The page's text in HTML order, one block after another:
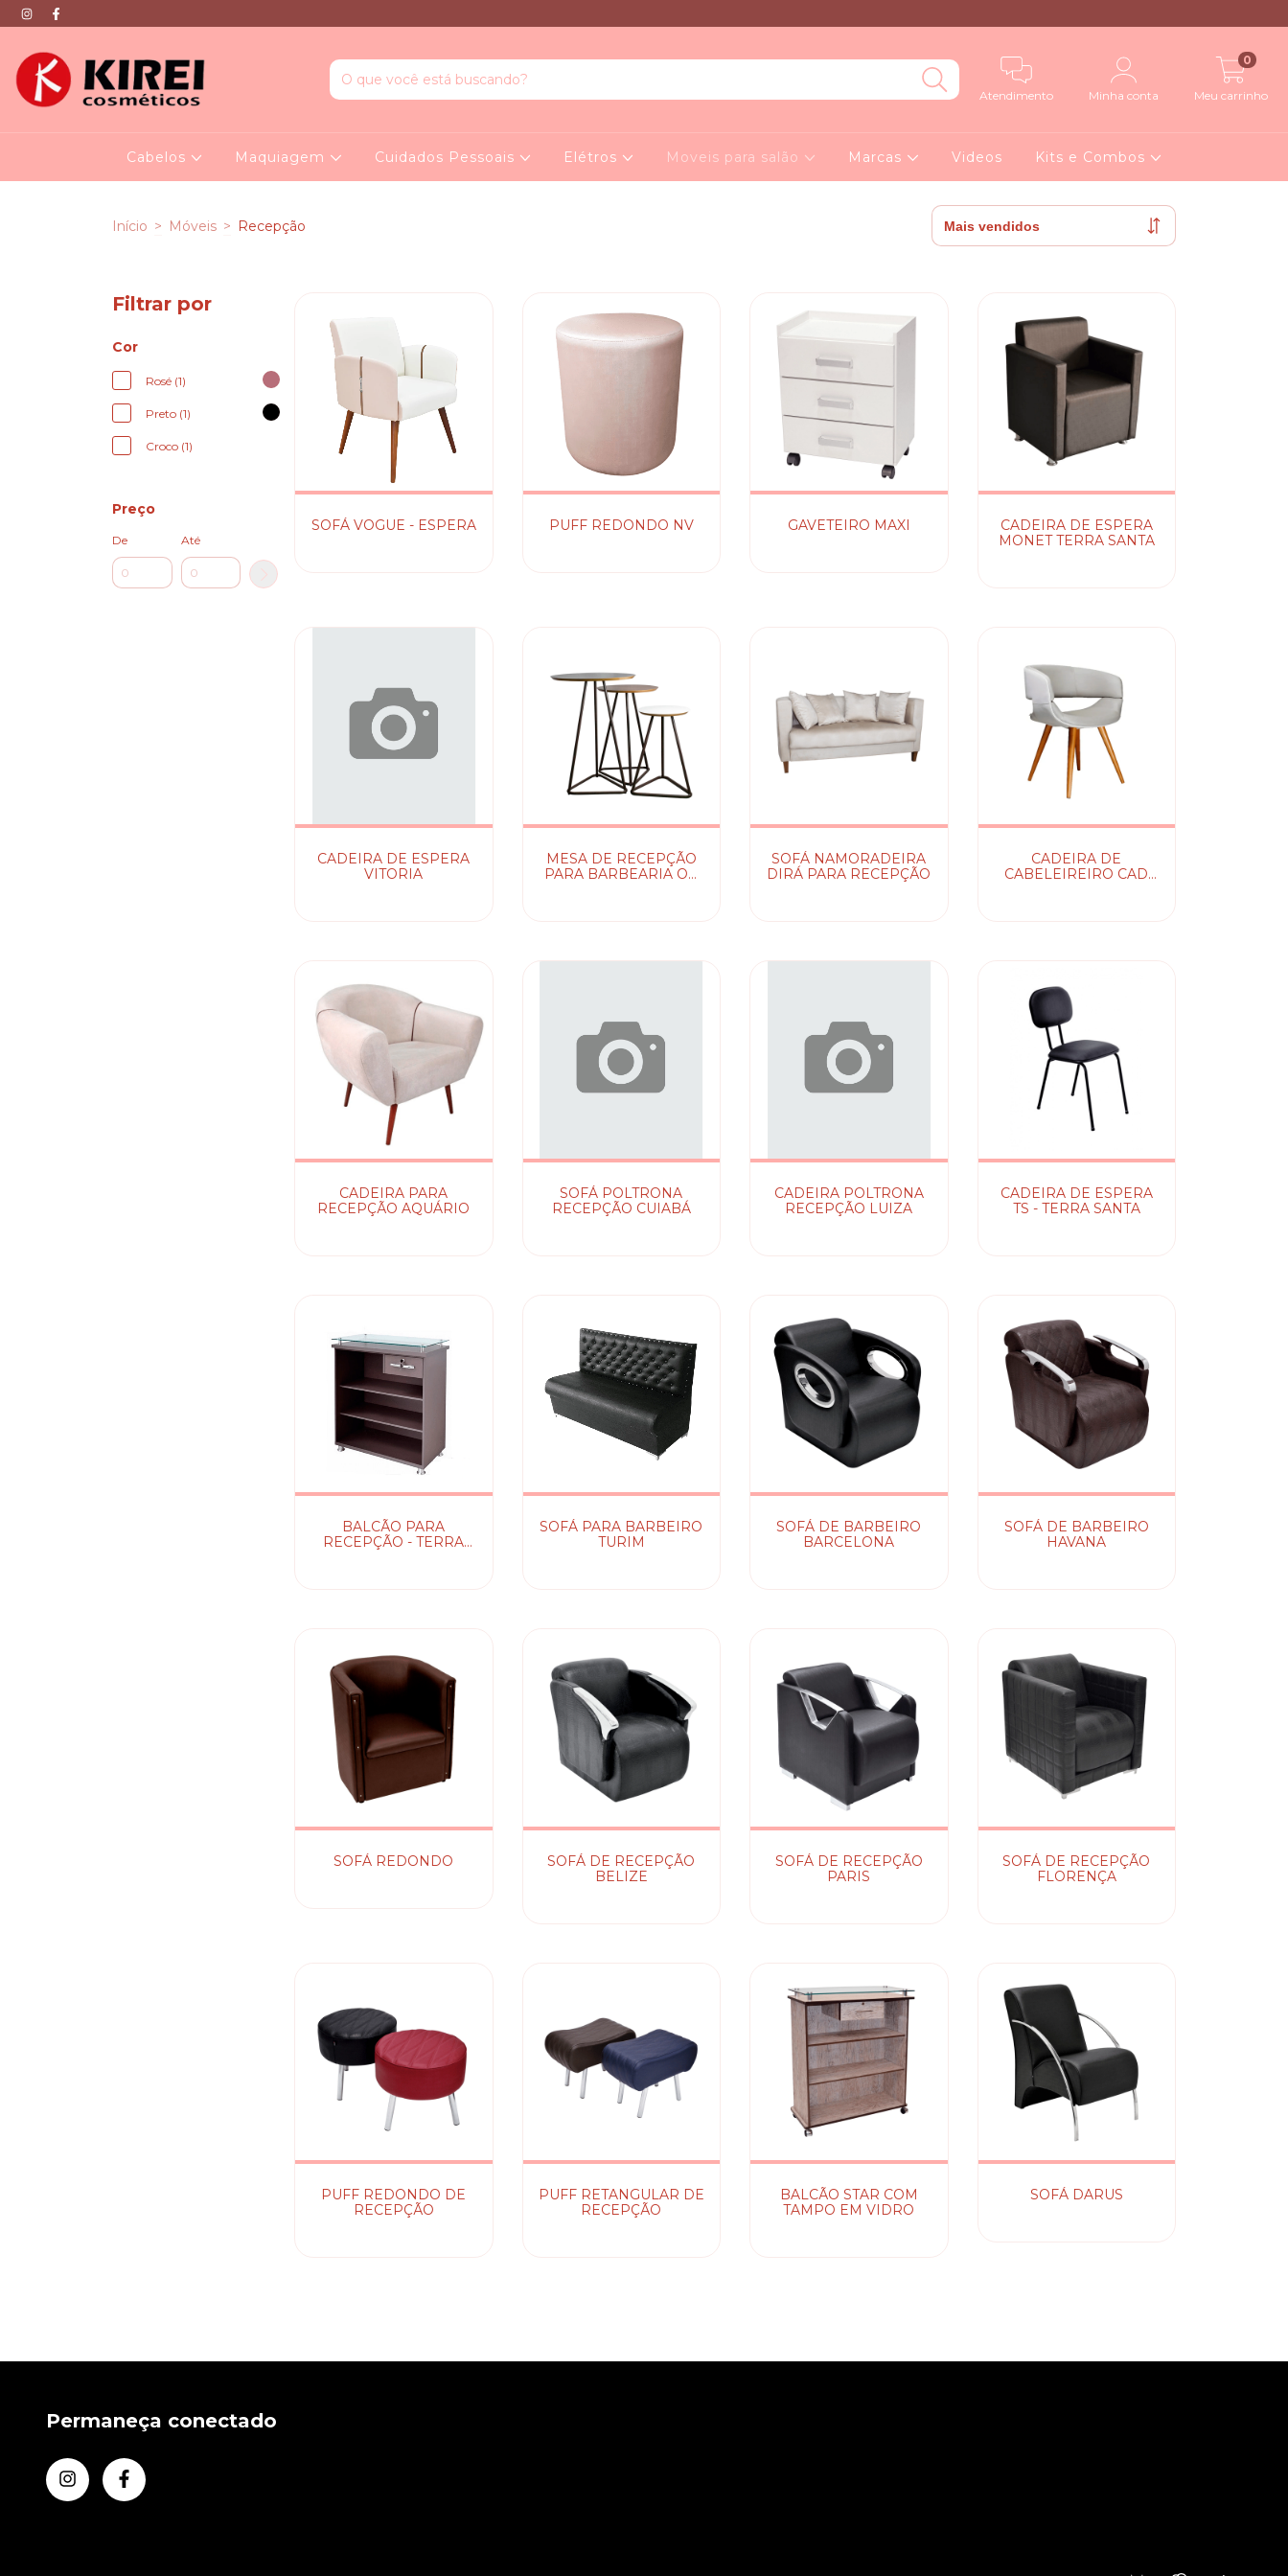
Atendimento Minha conta Meu carrinho
0
Cabelos Maquiagem Cuidados Pessoais Elétros Moveis para salão Marcas Videos Kits e Combos
Início > Móveis > Recepção
Filtrar por
Cor
Rosé (1)
Preto (1)
Croco (1)
Preço
De Até
SOFÁ VOGUE - ESPERA PUFF REDONDO NV GAVETEIRO MAXI
CADEIRA DE ESPERA
MONET TERRA SANTA
CADEIRA DE ESPERA
VITORIA
MESA DE RECEPÇÃO
PARA BARBEARIA OU
SOFÁ NAMORADEIRA
DIRÁ PARA RECEPÇÃO
CADEIRA DE
CABELEIREIRO CAD
CADEIRA PARA
RECEPÇÃO AQUÁRIO
SOFÁ POLTRONA
RECEPÇÃO CUIABÁ
CADEIRA POLTRONA
RECEPÇÃO LUIZA
CADEIRA DE ESPERA
TS - TERRA SANTA
BALCÃO PARA
RECEPÇÃO - TERRA
SOFÁ PARA BARBEIRO
TURIM
SOFÁ DE BARBEIRO
BARCELONA
SOFÁ DE BARBEIRO
HAVANA
SOFÁ REDONDO
SOFÁ DE RECEPÇÃO
BELIZE
SOFÁ DE RECEPÇÃO
PARIS
SOFÁ DE RECEPÇÃO
FLORENÇA
PUFF REDONDO DE
RECEPÇÃO
PUFF RETANGULAR DE
RECEPÇÃO
BALCÃO STAR COM
TAMPO EM VIDRO
SOFÁ DARUS
Permaneça conectado